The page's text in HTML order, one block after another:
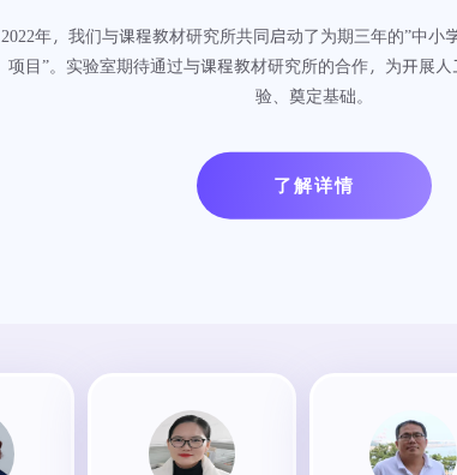
2022年，我们与课程教材研究所共同启动了为期三年的”中小
项目”。实验室期待通过与课程教材研究所的合作，为开展
验、奠定基础。
了解详情